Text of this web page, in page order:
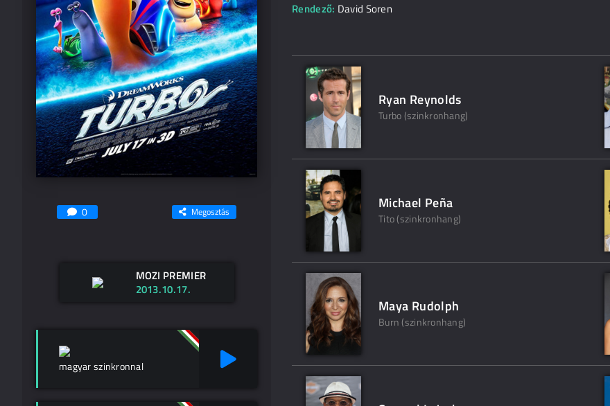
0 Megosztás
MOZI PREMIER
2013.10.17.
magyar szinkronnal
Rendező: David Soren
Ryan Reynolds
Turbo (szinkronhang)
Michael Peña
Tito (szinkronhang)
Maya Rudolph
Burn (szinkronhang)